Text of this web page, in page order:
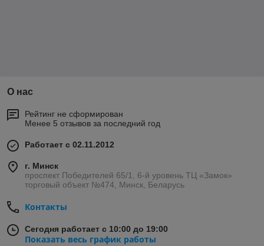
функциональность и дизайн. Эти две составляющие
дают возможность для аранжировки любых
функция тихого закрывания дверей и выдвижных ящиков,
данной мебели. Дизайн проявляется в гармонии рисунков и
благородстве материалов фасадов, пропорции и гармонии,
простоте форм.
О нас
Рейтинг не сформирован
Менее 5 отзывов за последний год
Работает с 02.11.2012
г. Минск
проспект Победителей 65/1, 6-й уровень ТЦ «Замок»
торговый объект №474, Минск, Беларусь
Контакты
Сегодня работает с 10:00 до 19:00
Показать весь график работы